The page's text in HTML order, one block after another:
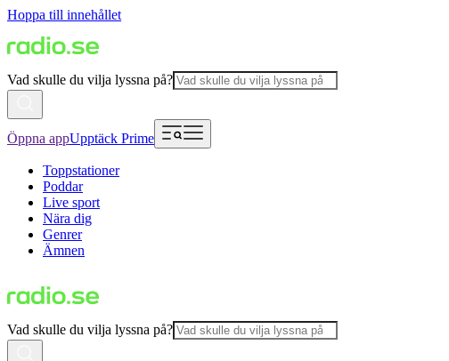
Hoppa till innehållet
Vad skulle du vilja lyssna på?
Öppna appUpptäck Prime
Toppstationer
Poddar
Live sport
Nära dig
Genrer
Ämnen
Vad skulle du vilja lyssna på?